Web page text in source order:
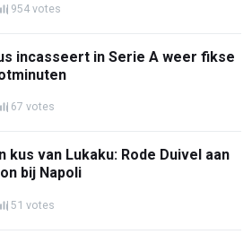
954 votes
incasseert in Serie A weer fikse
67 votes
kus van Lukaku: Rode Duivel aan
bij Napoli
51 votes